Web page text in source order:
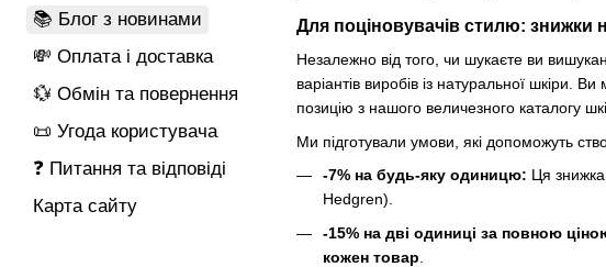
Для поціновувачів стилю: знижки
Незалежно від того, чи шукаєте ви
варіантів виробів із натуральної шкіри.
позицію з нашого величезного каталогу
Ми підготували умови, які допоможуть
-7% на будь-яку одиницю: Ця знижка
Hedgren).
-15% на дві одиниці за повною
кожен товар
📚 Блог з новинами
💸 Оплата і доставка
💱 Обмін та повернення
📜 Угода користувача
❓ Питання та відповіді
Карта сайту